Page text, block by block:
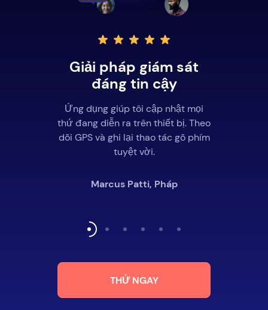
Giải pháp giám sát
đáng tin cậy
Ứng dụng giúp tôi cập nhật mọi
thứ đang diễn ra trên thiết bị. Theo
dõi GPS và ghi lại thao tác gõ phím
tuyệt vời.
Marcus Patti, Pháp
THỬ NGAY